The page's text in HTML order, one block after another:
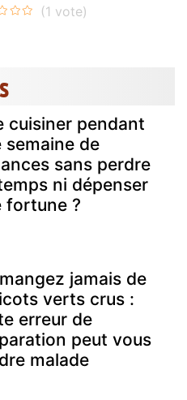
cuisiner pendant
semaine de
sans perdre
ni dépenser
fortune ?
jamais de
verts crus :
erreur de
peut vous
malade